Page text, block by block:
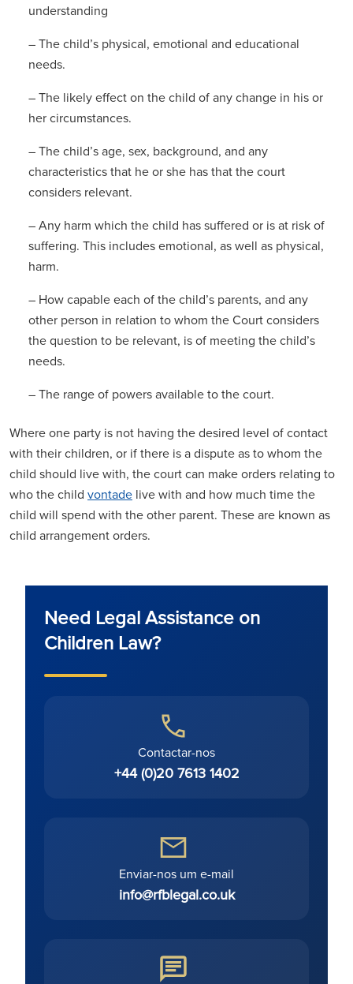
understanding
– The child’s physical, emotional and educational
needs.
– The likely effect on the child of any change in his or
her circumstances.
– The child’s age, sex, background, and any
characteristics that he or she has that the court
considers relevant.
– Any harm which the child has suffered or is at risk of
suffering. This includes emotional, as well as physical,
harm.
– How capable each of the child’s parents, and any
other person in relation to whom the Court considers
the question to be relevant, is of meeting the child’s
needs.
– The range of powers available to the court.
Where one party is not having the desired level of contact
with their children, or if there is a dispute as to whom the
child should live with, the court can make orders relating to
who the child vontade live with and how much time the
child will spend with the other parent. These are known as
child arrangement orders.
Need Legal Assistance on
Children Law?
Contactar-nos
+44 (0)20 7613 1402
Enviar-nos um e-mail
info@rfblegal.co.uk